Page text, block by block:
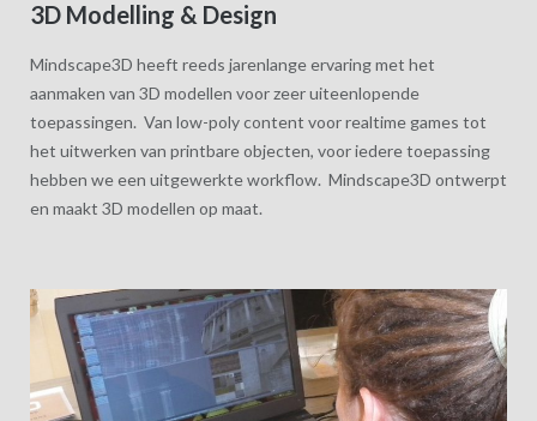
3D Modelling & Design
Mindscape3D heeft reeds jarenlange ervaring met het
aanmaken van 3D modellen voor zeer uiteenlopende
toepassingen. Van low-poly content voor realtime games tot
het uitwerken van printbare objecten, voor iedere toepassing
hebben we een uitgewerkte workflow. Mindscape3D ontwerpt
en maakt 3D modellen op maat.